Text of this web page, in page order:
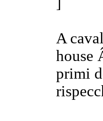
A
house
primi